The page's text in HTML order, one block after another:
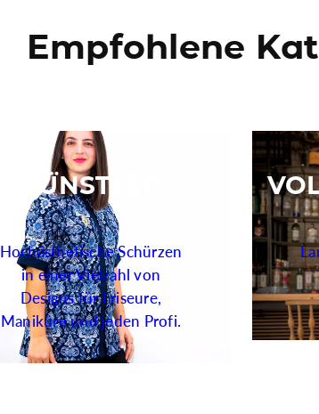
Empfohlene
KÜNSTLER
Hochästhetische Schürzen
in einer Vielzahl von
Designs für Friseure,
Maniküre und jeden Profi.